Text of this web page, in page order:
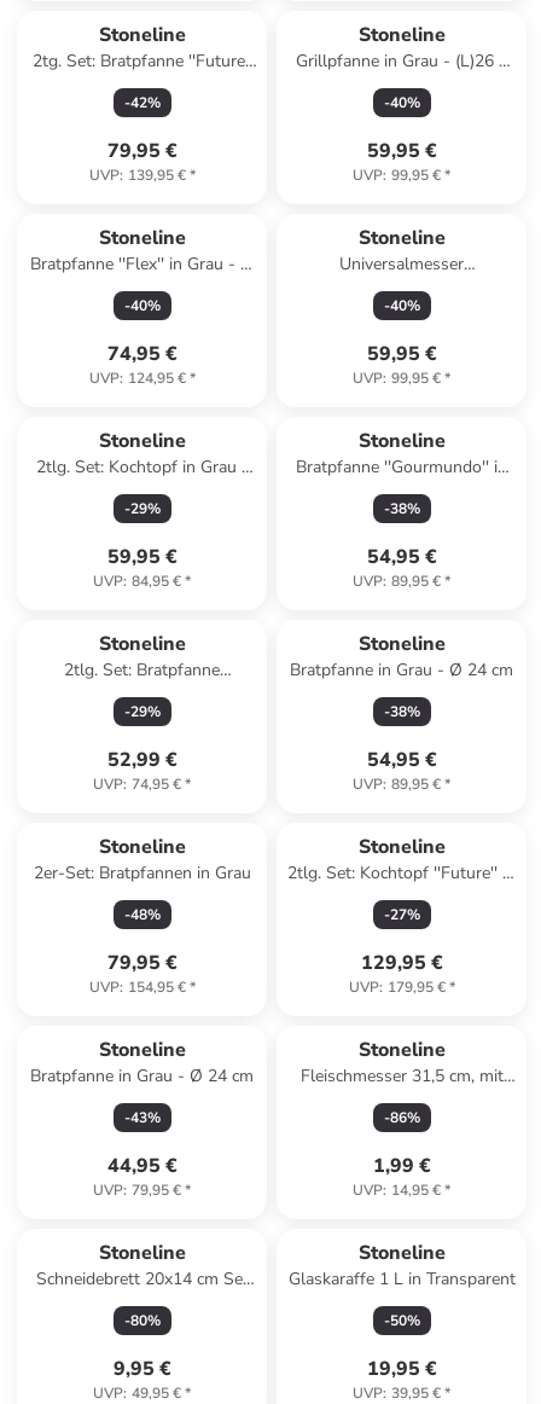
Stoneline
2tg. Set: Bratpfanne ''Future''
in Grau - Ø 24 cm
-42%
79,95 €
UVP: 139,95 €*
Stoneline
Grillpfanne in Grau - (L)26 x
(B)26 cm
-40%
59,95 €
UVP: 99,95 €*
Stoneline
Bratpfanne ''Flex'' in Grau - Ø
24 cm
-40%
74,95 €
UVP: 124,95 €*
Stoneline
Universalmesser
''Hammerschlag'' in Hellbraun
- (L)24 cm
-40%
59,95 €
UVP: 99,95 €*
Stoneline
2tlg. Set: Kochtopf in Grau -
1,5 l
-29%
59,95 €
UVP: 84,95 €*
Stoneline
Bratpfanne ''Gourmundo'' in
Grau - Ø 28 cm
-38%
54,95 €
UVP: 89,95 €*
Stoneline
2tlg. Set: Bratpfanne
"Professional" in Silber - Ø 24
cm
-29%
52,99 €
UVP: 74,95 €*
Stoneline
Bratpfanne in Grau - Ø 24 cm
-38%
54,95 €
UVP: 89,95 €*
Stoneline
2er-Set: Bratpfannen in Grau
-48%
79,95 €
UVP: 154,95 €*
Stoneline
2tlg. Set: Kochtopf ''Future'' in
Grau - 6,9 l
-27%
129,95 €
UVP: 179,95 €*
Stoneline
Bratpfanne in Grau - Ø 24 cm
-43%
44,95 €
UVP: 79,95 €*
Stoneline
Fleischmesser 31,5 cm, mit
Klingenschutz in Schwarz
-86%
1,99 €
UVP: 14,95 €*
Stoneline
Schneidebrett 20x14 cm Set
4-teilig in Bunt
-80%
9,95 €
UVP: 49,95 €*
Stoneline
Glaskaraffe 1 L in Transparent
-50%
19,95 €
UVP: 39,95 €*